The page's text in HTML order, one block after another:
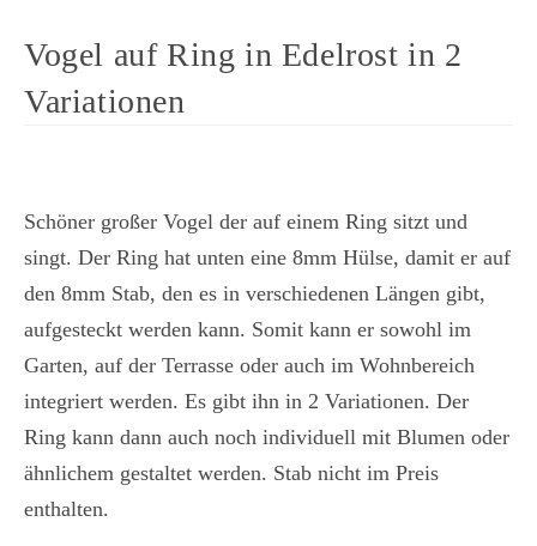
Vogel auf Ring in Edelrost in 2
Variationen
Schöner großer Vogel der auf einem Ring sitzt und
singt. Der Ring hat unten eine 8mm Hülse, damit er auf
den 8mm Stab, den es in verschiedenen Längen gibt,
aufgesteckt werden kann. Somit kann er sowohl im
Garten, auf der Terrasse oder auch im Wohnbereich
integriert werden. Es gibt ihn in 2 Variationen. Der
Ring kann dann auch noch individuell mit Blumen oder
ähnlichem gestaltet werden. Stab nicht im Preis
enthalten.